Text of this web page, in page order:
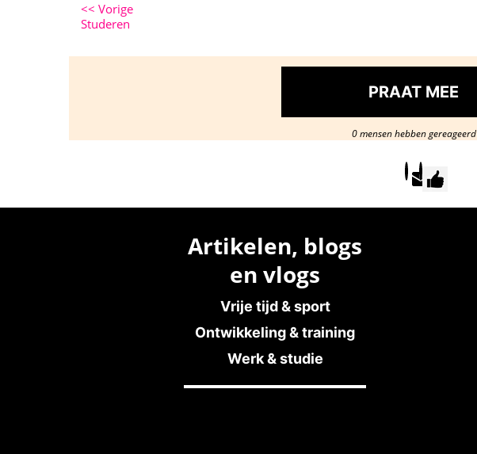
<< Vorige
Studeren
PRAAT MEE
0 mensen hebben gereageerd
Artikelen, blogs
en vlogs
Vrije tijd & sport
Ontwikkeling & training
Werk & studie